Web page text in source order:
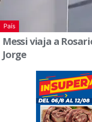
País
Messi viaja a
Jorge